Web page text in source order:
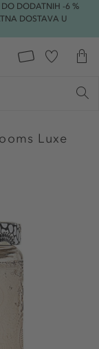
DODATNIH -6 %
DOSTAVA U
Luxe